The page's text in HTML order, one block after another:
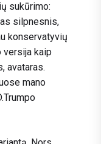
sukūrimo:
silpnesnis,
konservatyvių
versija kaip
avataras.
mano